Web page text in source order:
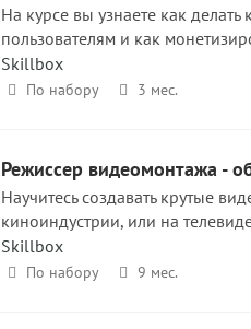
На курсе вы узнаете как
пользователям и как
Skillbox
По набору 3 мес.
Режиссер видеомонтажа -
Научитесь создавать крутые
киноиндустрии, или на
Skillbox
По набору 9 мес.